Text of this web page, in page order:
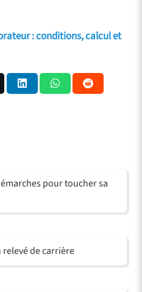
: conditions, calcul et
pour toucher sa
de carrière